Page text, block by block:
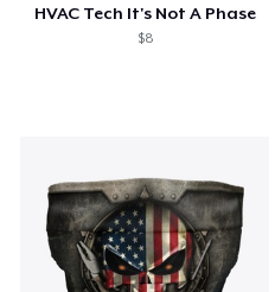
HVAC Tech It's Not A Phase
$8